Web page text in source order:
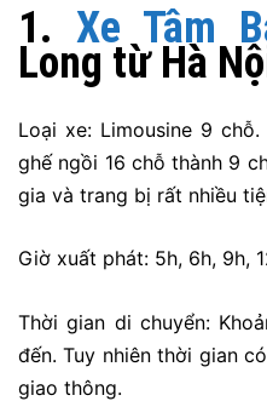
1. Xe Tâm
Long từ Hà
Loại xe: Limousine 9 chỗ.
ghế ngồi 16 chỗ thành 9
gia và trang bị rất nhiều
Giờ xuất phát: 5h, 6h, 9h,
Thời gian di chuyển:
đến. Tuy nhiên thời gian
giao thông.